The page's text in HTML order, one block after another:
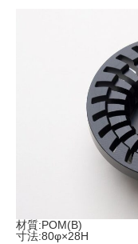
材質:POM(B)
寸法:80φ×28H